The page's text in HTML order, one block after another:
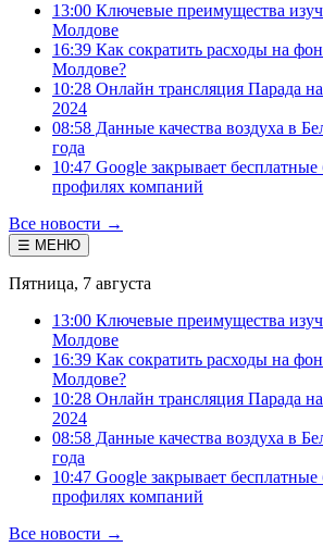
13:00 Ключевые преимущества
Молдове
16:39 Как сократить расходы на
Молдове?
10:28 Онлайн трансляция Парада
2024
08:58 Данные качества воздуха в
года
10:47 Google закрывает бесплатные
профилях компаний
Все новости →
☰ МЕНЮ
Пятница, 7 августа
13:00 Ключевые преимущества
Молдове
16:39 Как сократить расходы на
Молдове?
10:28 Онлайн трансляция Парада
2024
08:58 Данные качества воздуха в
года
10:47 Google закрывает бесплатные
профилях компаний
Все новости →